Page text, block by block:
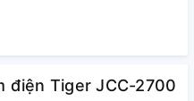
điện Tiger JCC-2700